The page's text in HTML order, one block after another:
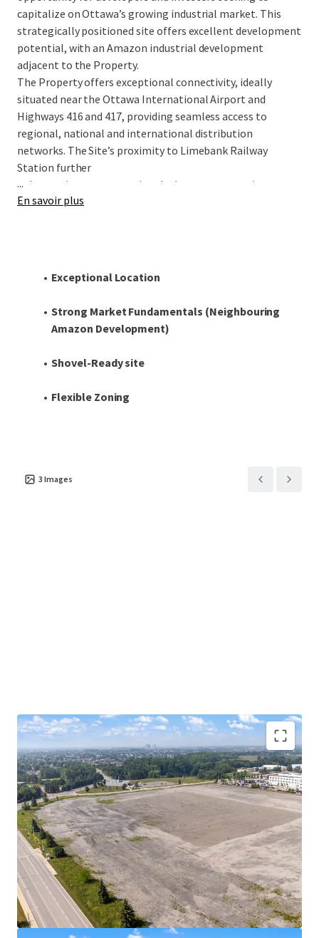
capitalize on Ottawa’s growing industrial market. This
strategically positioned site offers excellent development
potential, with an Amazon industrial development
adjacent to the Property.
The Property offers exceptional connectivity, ideally
situated near the Ottawa International Airport and
Highways 416 and 417, providing seamless access to
regional, national and international distribution
networks. The Site’s proximity to Limebank Railway
Station further
enhances its transportational advantages, creating an
optimal location for several industrial uses. The
operations and growth within the local and regional area.
...
En savoir plus
Exceptional Location
Strong Market Fundamentals (Neighbouring
Amazon Development)
Shovel-Ready site
Flexible Zoning
3 Images